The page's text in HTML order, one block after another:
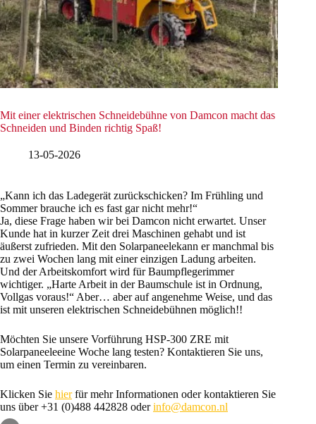
Mit einer elektrischen Schneidebühne von Damcon macht das
Schneiden und Binden richtig Spaß!
13-05-2026
„Kann ich das Ladegerät zurückschicken? Im Frühling und
Sommer brauche ich es fast gar nicht mehr!“
Ja, diese Frage haben wir bei Damcon nicht erwartet. Unser
Kunde hat in kurzer Zeit drei Maschinen gehabt und ist
äußerst zufrieden. Mit den Solarpaneelekann er manchmal bis
zu zwei Wochen lang mit einer einzigen Ladung arbeiten.
Und der Arbeitskomfort wird für Baumpflegerimmer
wichtiger. „Harte Arbeit in der Baumschule ist in Ordnung,
Vollgas voraus!“ Aber… aber auf angenehme Weise, und das
ist mit unseren elektrischen Schneidebühnen möglich!!
Möchten Sie unsere Vorführung HSP-300 ZRE mit
Solarpaneeleeine Woche lang testen? Kontaktieren Sie uns,
um einen Termin zu vereinbaren.
Klicken Sie hierfür mehr Informationen oder kontaktieren Sie
uns über +31 (0)488 442828 oderinfo@damcon.nl